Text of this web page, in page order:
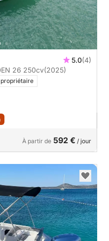
5.0(4)
Bateau à moteur Marinello EDEN 26 250cv(2025)
À partir de 592 € / jour